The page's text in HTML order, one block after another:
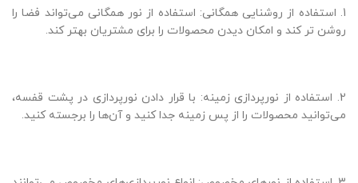
1. استفاده از روشنایی همگانی: استفاده از نور همگانی می‌تواند فضا را
روشن تر کند و امکان دیدن محصولات را برای مشتریان بهتر کند.
2. استفاده از نورپردازی زمینه: با قرار دادن نورپردازی در پشت قفسه،
می‌توانید محصولات را از پس زمینه جدا کنید و آن‌ها را برجسته کنید.